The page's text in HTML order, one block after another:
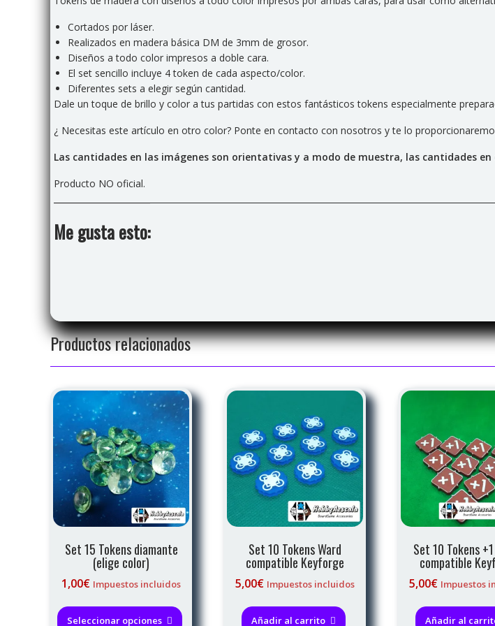
Cortados por láser.
Realizados en madera básica DM de 3mm de grosor.
Diseños a todo color impresos a doble cara.
El set sencillo incluye 4 token de cada aspecto/color.
Diferentes sets a elegir según cantidad.
Dale un toque de brillo y color a tus partidas con estos fantásticos tokens especialmente
¿ Necesitas este artículo en otro color? Ponte en contacto con nosotros y te lo
Las cantidades en las imágenes son orientativas y a modo de muestra, las cantidades
Producto NO oficial.
Me gusta esto:
Productos relacionados
Set 15 Tokens diamante
(elige color)
1,00€ Impuestos incluidos
Seleccionar opciones
Set 10 Tokens Ward
compatible Keyforge
5,00€ Impuestos incluidos
Añadir al carrito
Set 10 Tokens
compatible
5,00€ Impuestos
Añadir al